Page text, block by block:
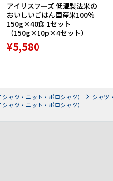
アイリスフーズ 低温製法米の
おいしいごはん国産米100％
150g×40食 1セット
（150g×10p×4セット）
¥5,580
シャツ・ニット・ポロシャツ）
シャツ
シャツ・ニット・ポロシャツ）